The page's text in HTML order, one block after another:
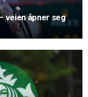
veien åpner seg